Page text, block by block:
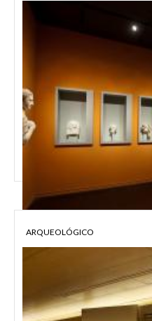
MUSEO FREDERIC MARÉS
ARQUEOLÓGICO